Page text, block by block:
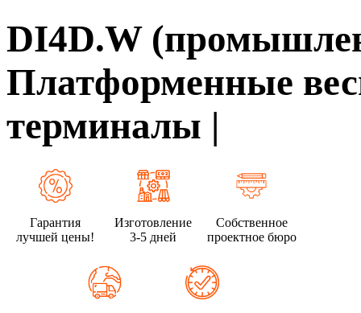
DI4D.W
Платформенные
терминалы |
Гарантия
лучшей цены!
Изготовление
3-5 дней
Собственное
проектное бюро